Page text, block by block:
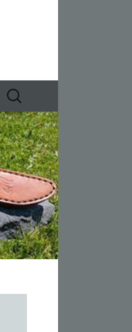
Suchen
nach: